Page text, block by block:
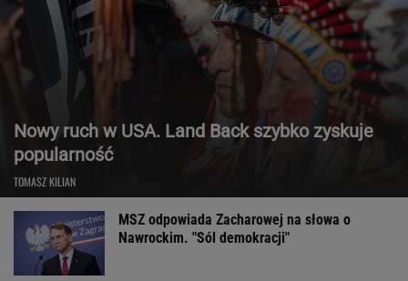
Nowy ruch w USA. Land Back szybko zyskuje
popularność
TOMASZ KILIAN
MSZ odpowiada Zacharowej na słowa o
Nawrockim. "Sól demokracji"